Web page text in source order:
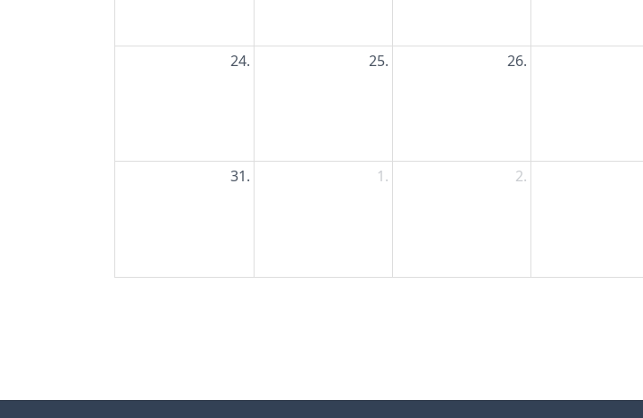
24. 25. 26.
31. 1. 2.